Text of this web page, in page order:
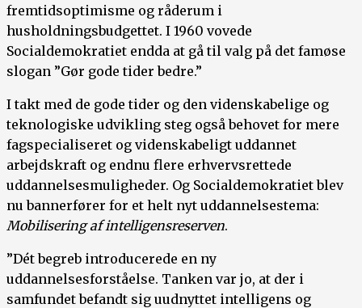
fremtidsoptimisme og råderum i
husholdningsbudgettet. I 1960 vovede
Socialdemokratiet endda at gå til valg på det famøse
slogan ”Gør gode tider bedre.”
I takt med de gode tider og den videnskabelige og
teknologiske udvikling steg også behovet for mere
fagspecialiseret og videnskabeligt uddannet
arbejdskraft og endnu flere erhvervsrettede
uddannelsesmuligheder. Og Socialdemokratiet blev
nu bannerfører for et helt nyt uddannelsestema:
Mobilisering af intelligensreserven.
”Dét begreb introducerede en ny
uddannelsesforståelse. Tanken var jo, at der i
samfundet befandt sig uudnyttet intelligens og